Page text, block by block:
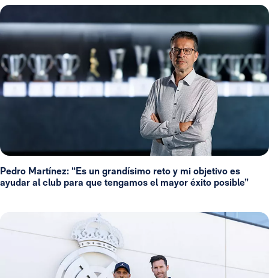
Pedro Martínez: “Es un grandísimo reto y mi objetivo es
ayudar al club para que tengamos el mayor éxito posible”